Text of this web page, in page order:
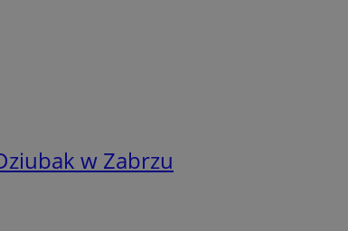
w Zabrzu